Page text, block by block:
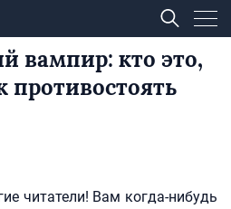
вампир: кто это,
противостоять
читатели! Вам когда-нибудь